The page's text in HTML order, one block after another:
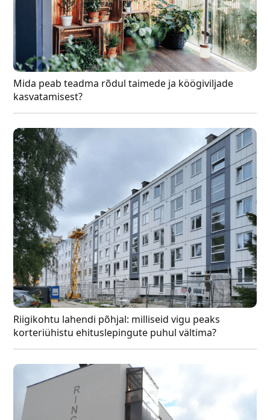
Mida peab teadma rõdul taimede ja köögiviljade
kasvatamisest?
Riigikohtu lahendi põhjal: milliseid vigu peaks
korteriühistu ehituslepingute puhul vältima?